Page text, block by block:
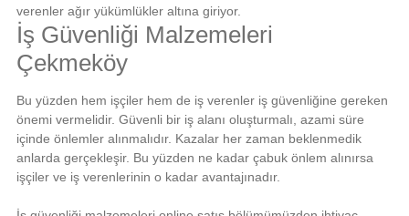
verenler ağır yükümlükler altına giriyor.
İş Güvenliği Malzemeleri
Çekmeköy
Bu yüzden hem işçiler hem de iş verenler iş güvenliğine gereken
önemi vermelidir. Güvenli bir iş alanı oluşturmalı, azami süre
içinde önlemler alınmalıdır. Kazalar her zaman beklenmedik
anlarda gerçekleşir. Bu yüzden ne kadar çabuk önlem alınırsa
işçiler ve iş verenlerinin o kadar avantajınadır.